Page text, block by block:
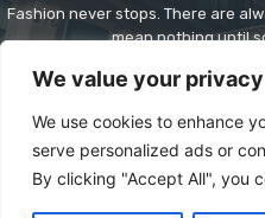
We value your privacy
We use cookies to enhance
serve personalized ads or
By clicking "Accept All", you
Fashion never stops. There are
mean nothing until
Contact us: